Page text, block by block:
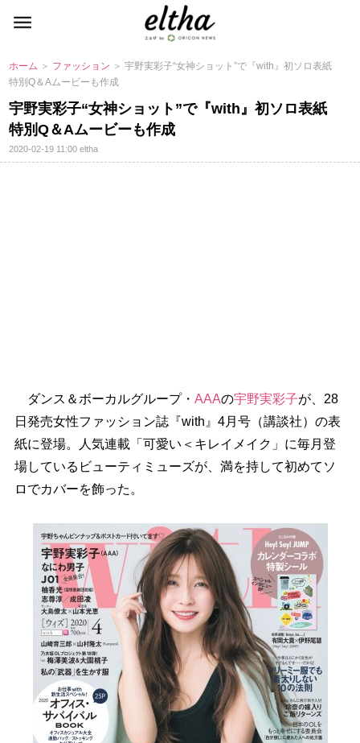
ホーム ＞ ファッション ＞ 宇野実彩子“女神ショット”で『with』初ソロ表紙
特別Q＆Aムービーも作成
宇野実彩子“女神ショット”で『with』初ソロ表紙
特別Q＆Aムービーも作成
2020-02-19 11:00eltha
ダンス＆ボーカルグループ・ AAAの宇野実彩子が、28
日発売女性ファッション誌『with』4月号（講談社）の表
紙に登場。人気連載「可愛い＜キレイメイク」に毎月登
場しているビューティミューズが、満を持して初めてソ
ロでカバーを飾った。